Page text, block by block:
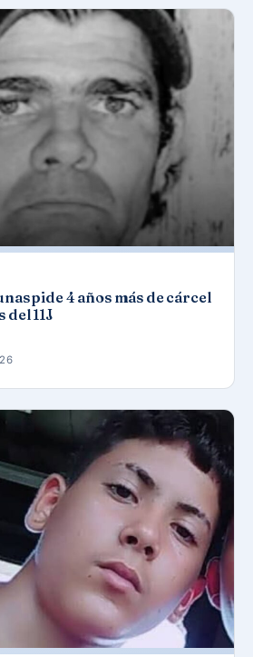
pide 4 años más de cárcel
del 11J